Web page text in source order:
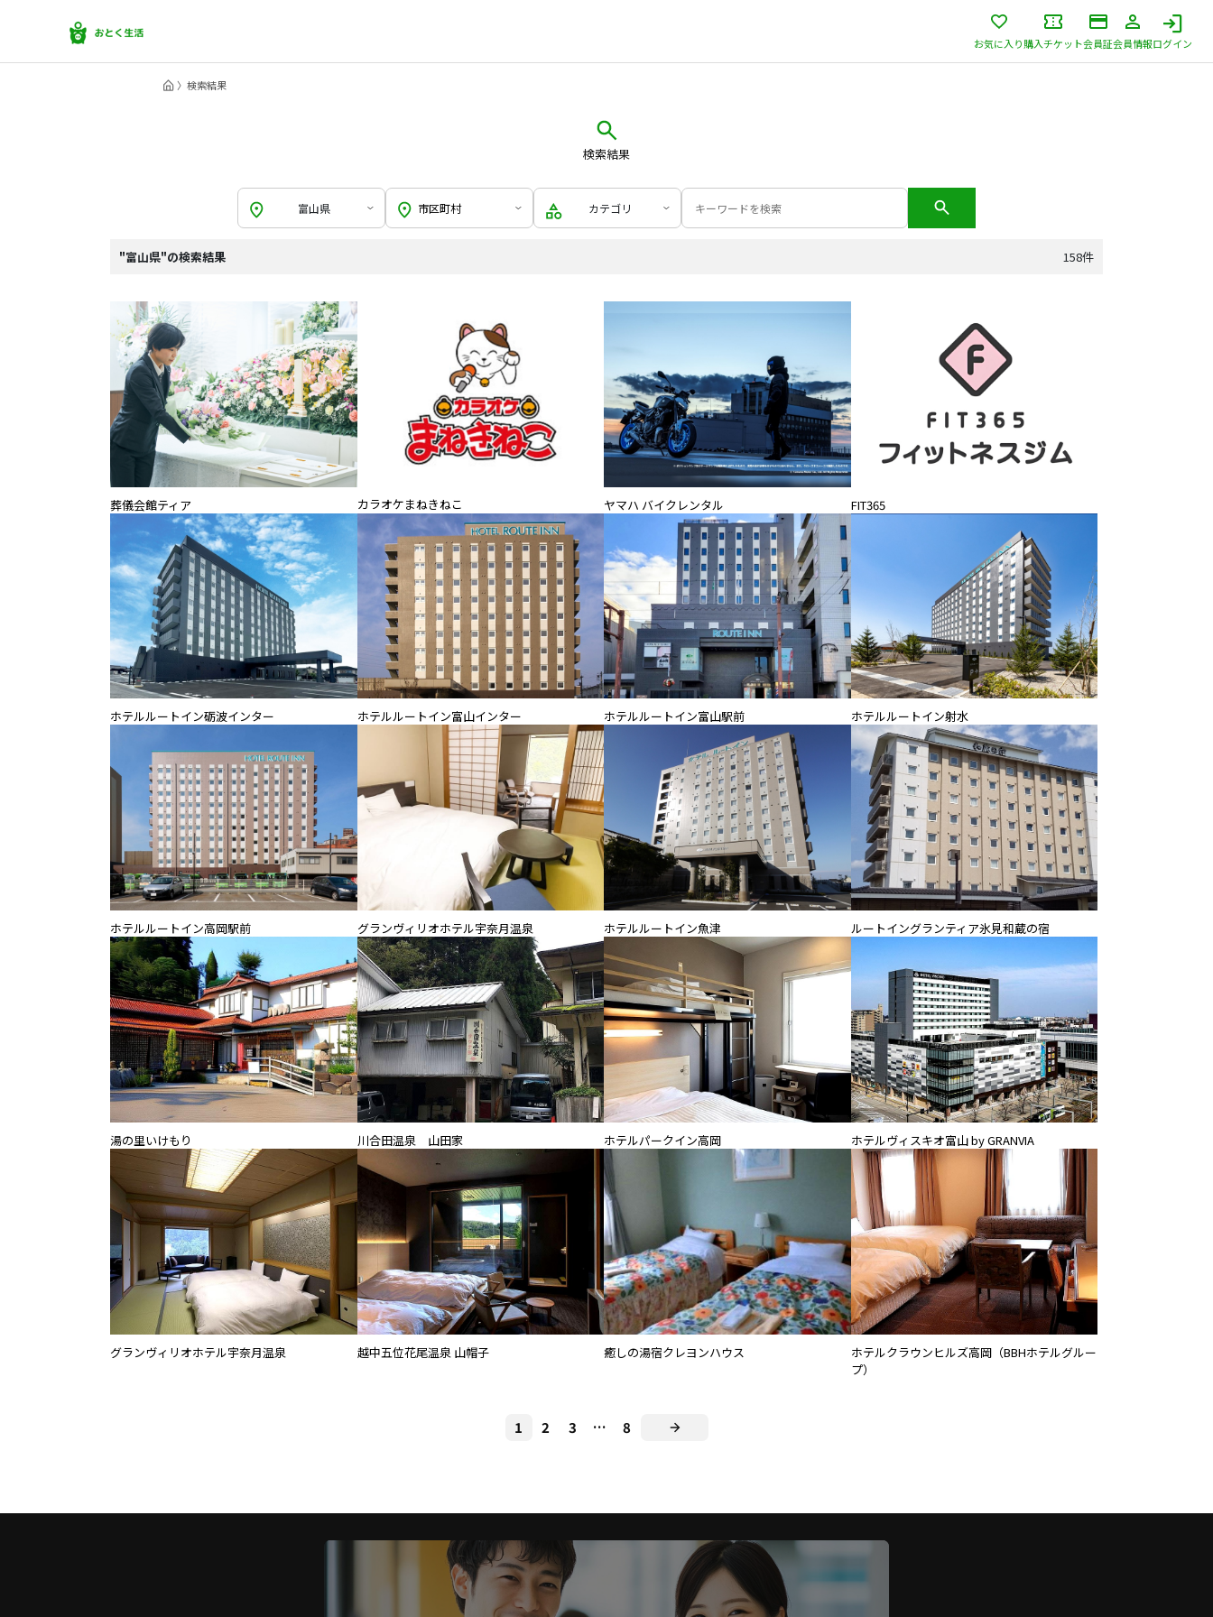
お気に入り購入チケット会員証会員情報ログイン
検索結果
検索結果
富山県 カテゴリ
"富山県"の検索結果 158件
葬儀会館ティア カラオケまねきねこ ヤマハ バイクレンタル FIT365
ホテルルートイン砺波インター ホテルルートイン富山インター ホテルルートイン富山駅前 ホテルルートイン射水
ホテルルートイン高岡駅前 グランヴィリオホテル宇奈月温泉 ホテルルートイン魚津 ルートイングランティア氷見和蔵の宿
湯の里いけもり 川合田温泉 山田家 ホテルパークイン高岡 ホテルヴィスキオ富山 by GRANVIA
グランヴィリオホテル宇奈月温泉 越中五位花尾温泉 山帽子 癒しの湯宿クレヨンハウス
ホテルクラウンヒルズ高岡（BBHホテルグルー
プ）
1 2 3 … 8